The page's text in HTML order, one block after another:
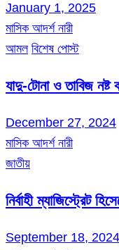
January 1, 2025
মাসিক আদর্শ নারী
আমল বিশেষ পোস্ট
যাদু-টোনা ও তাবিজ নষ্ট
December 27, 2024
মাসিক আদর্শ নারী
জাতীয়
নির্বাহী ম্যাজিস্ট্রেট
September 18, 2024